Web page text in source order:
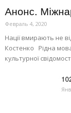
Анонс.
Февраль 4, 2020
Нації вмирають не
Костенко Рідна
культурної